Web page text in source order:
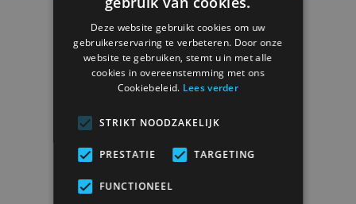
Duisburgsesteenweg 6
3090 Overijse
BTWBE0419.522.723
Deze website gebruikt cookies om uw
gebruikerservaring te verbeteren. Door onze
website te gebruiken, stemt u in met alle
cookies in overeenstemming met ons
Cookiebeleid. Lees verder
STRIKT NOODZAKELIJK
PRESTATIE TARGETING
FUNCTIONEEL